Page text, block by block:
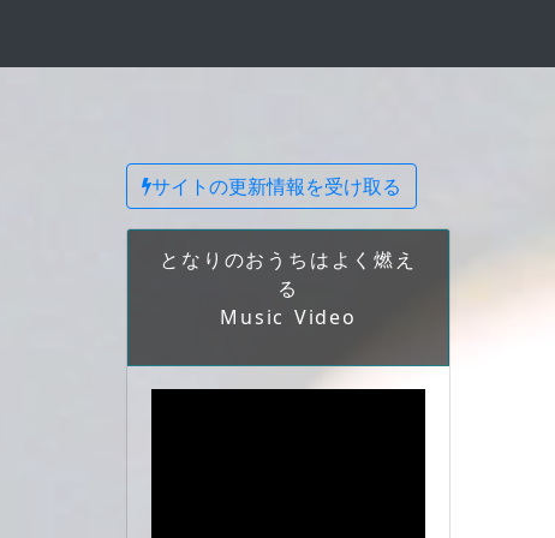
サイトの更新情報を受け取る
となりのおうちはよく燃え
る
Music Video